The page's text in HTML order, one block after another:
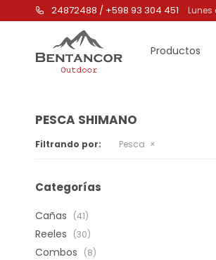
Productos
24872488 / +598 93 304 451 Lunes
PESCA SHIMANO
Filtrando por: Pesca
Categorías
Cañas (41)
Reeles (30)
Combos (8)